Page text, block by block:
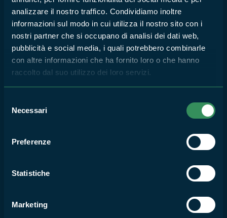
analizzare il nostro traffico. Condividiamo inoltre
informazioni sul modo in cui utilizza il nostro sito con i
nostri partner che si occupano di analisi dei dati web,
pubblicità e social media, i quali potrebbero combinarle
con altre informazioni che ha fornito loro o che hanno
raccolto dal suo utilizzo dei loro servizi.
delNecessari
Preferenze
Statistiche
Marketing
MANIFESTAZIONE
SPORTIVA DENOMINATA
"TRIATHLON DEL LAGO DI
VICO" del 20 GIUGNO 2026 -
INTERDIZIONE
TEMPORANEA DI UNO
SPECCHIO ACQUEO DEL
LAGO DI VICO PER MOTIVI
Un appuntamento con il
gusto, un incontro con il
territorio dei Monti Cimini